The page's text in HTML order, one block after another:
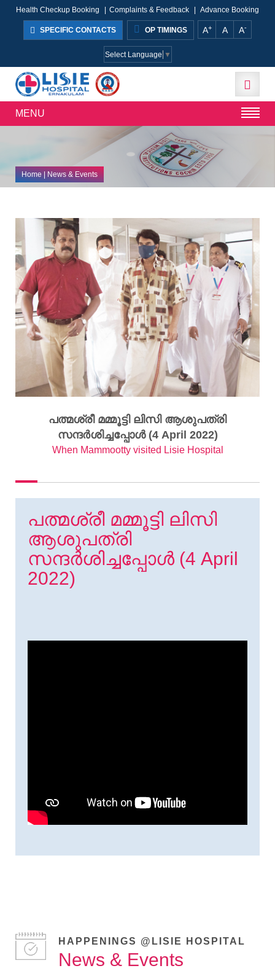
Health Checkup Booking Complaints & Feedback Advance Booking
SPECIFIC CONTACTS OP TIMINGS A+ A A-
Select Language ▼
MENU
Home| News & Events
പത്മശ്രീ മമ്മൂട്ടി ലിസി ആശുപത്രി
സന്ദർശിച്ചപ്പോൾ (4 April 2022)
When Mammootty visited Lisie Hospital
പത്മശ്രീ മമ്മൂട്ടി ലിസി
ആശുപത്രി
സന്ദർശിച്ചപ്പോൾ (4 April
2022)
HAPPENINGS @LISIE HOSPITAL
News & Events